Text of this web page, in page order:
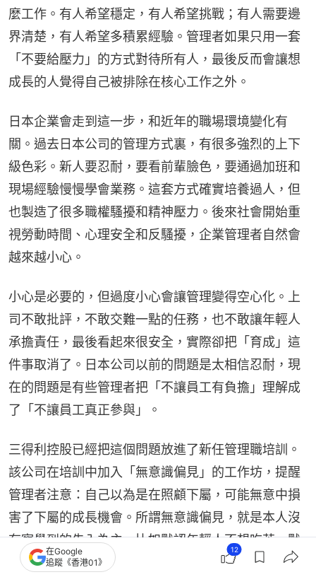
麼工作。有人希望穩定，有人希望挑戰；有人需要邊
界清楚，有人希望多積累經驗。管理者如果只用一套
「不要給壓力」的方式對待所有人，最後反而會讓想
成長的人覺得自己被排除在核心工作之外。
日本企業會走到這一步，和近年的職場環境變化有
關。過去日本公司的管理方式裏，有很多強烈的上下
級色彩。新人要忍耐，要看前輩臉色，要通過加班和
現場經驗慢慢學會業務。這套方式確實培養過人，但
也製造了很多職權騷擾和精神壓力。後來社會開始重
視勞動時間、心理安全和反騷擾，企業管理者自然會
越來越小心。
小心是必要的，但過度小心會讓管理變得空心化。上
司不敢批評，不敢交難一點的任務，也不敢讓年輕人
承擔責任，最後看起來很安全，實際卻把「育成」這
件事取消了。日本公司以前的問題是太相信忍耐，現
在的問題是有些管理者把「不讓員工有負擔」理解成
了「不讓員工真正參與」。
三得利控股已經把這個問題放進了新任管理職培訓。
該公司在培訓中加入「無意識偏見」的工作坊，提醒
管理者注意：自己以為是在照顧下屬，可能無意中損
害了下屬的成長機會。所謂無意識偏見，就是本人沒
有察覺到的先入為主。比如默認年輕人不想吃苦，默
認新人承受不了壓力，默認到點回家一定就是對員工
在Google
追蹤《香港01》
12